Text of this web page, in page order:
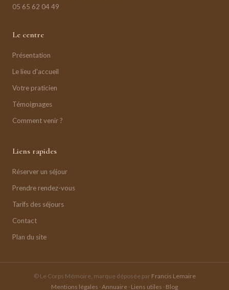
05 65 62 04 49
Le centre
Présentation
Le lieu d'accueil
Votre praticien
Témoignages
Comment venir ?
Liens rapides
Réserver un séjour
Prendre rendez-vous
Tarifs des séjours
Contact
Plan du site
© Le Corps Mémoire, marque déposée par Francis Lemaire
Mentions légales · Annuaire · Liens utiles · Blog